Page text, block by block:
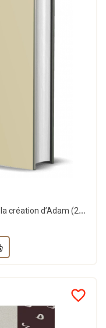
La naissance du monde et le récit de la création d’Adam (2 tomes) - Aya Horizons
favorite_border